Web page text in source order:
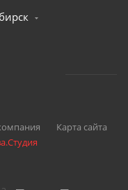
Карта сайта